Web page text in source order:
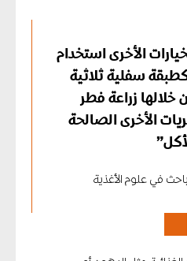
الأخرى استخدام
سفلية ثلاثية
خلالها زراعة فطر
الأخرى الصالحة
باحث في علوم الأغذية